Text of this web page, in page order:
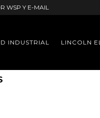
WSP Y E-MAIL
INDUSTRIAL LINCOLN